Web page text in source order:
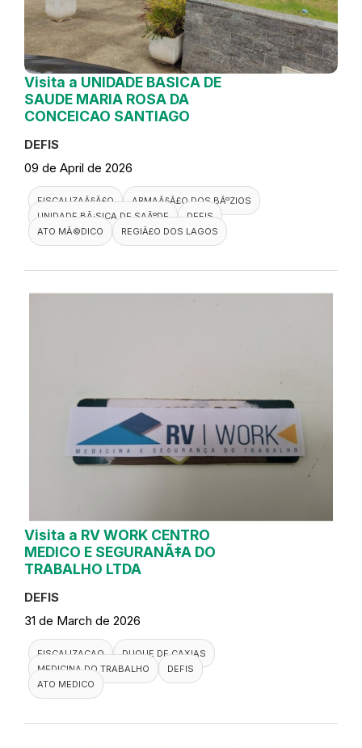
Visita a UNIDADE BASICA DE
SAUDE MARIA ROSA DA
CONCEICAO SANTIAGO
DEFIS
09 de April de 2026
FISCALIZAÃ§Ã£O
ARMAÃ§Ã£O DOS BÃºZIOS
UNIDADE BÃ¡SICA DE SAÃºDE
DEFIS
ATO MÃ©DICO
REGIÃ£O DOS LAGOS
Visita a RV WORK CENTRO
MEDICO E SEGURANÃ‡A DO
TRABALHO LTDA
DEFIS
31 de March de 2026
FISCALIZACAO
DUQUE DE CAXIAS
MEDICINA DO TRABALHO
DEFIS
ATO MEDICO